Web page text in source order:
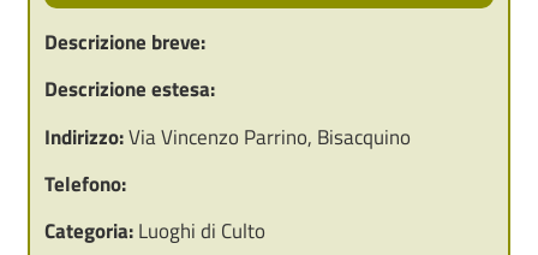
Descrizione breve:
Descrizione estesa:
Indirizzo:Via Vincenzo Parrino, Bisacquino
Telefono:
Categoria:Luoghi di Culto